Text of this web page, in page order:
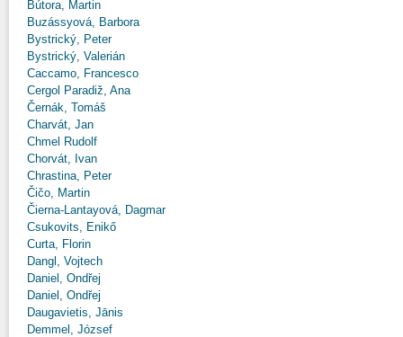
Bútora, Martin
Buzássyová, Barbora
Bystrický, Peter
Bystrický, Valerián
Caccamo, Francesco
Cergol Paradiž, Ana
Černák, Tomáš
Charvát, Jan
Chmel Rudolf
Chorvát, Ivan
Chrastina, Peter
Čičo, Martin
Čierna-Lantayová, Dagmar
Csukovits, Enikő
Curta, Florin
Dangl, Vojtech
Daniel, Ondřej
Daniel, Ondřej
Daugavietis, Jānis
Demmel, József